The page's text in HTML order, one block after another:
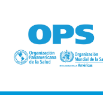
contenido
principal